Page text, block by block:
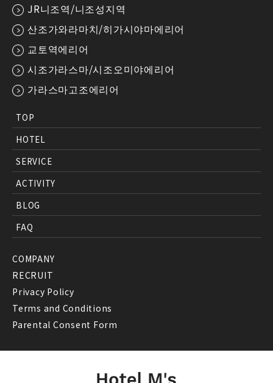
TOP
HOTEL
SERVICE
ACTIVITY
BLOG
FAQ
COMPANY
RECRUIT
Privacy Policy
Terms and Conditions
Parental Consent Form
JR니조역/니조성지역
산조가와라마치/히가시야마에리어
교토역에리어
시조가라스마/시조오미야에리어
가라스마고조에리어